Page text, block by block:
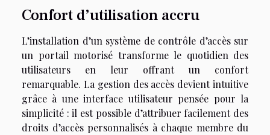
Confort d’utilisation accru
L’installation d’un système de contrôle d’accès sur
un portail motorisé transforme le quotidien des
utilisateurs en leur offrant un confort
remarquable. La gestion des accès devient intuitive
grâce à une interface utilisateur pensée pour la
simplicité : il est possible d’attribuer facilement des
droits d’accès personnalisés à chaque membre du